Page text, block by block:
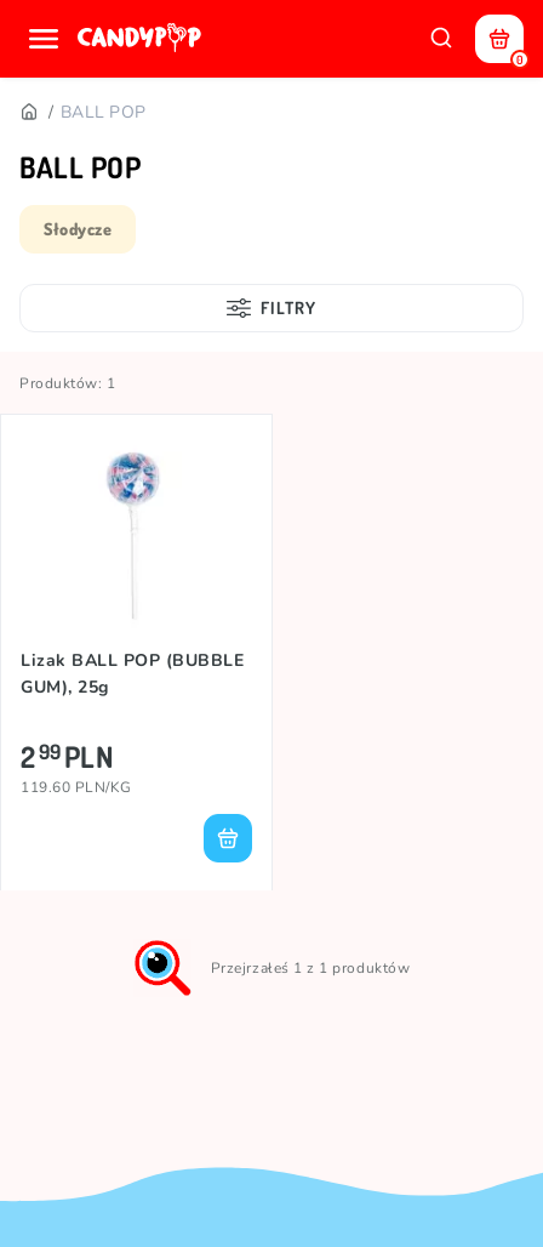
0
BALL POP
BALL POP
Słodycze
FILTRY
Produktów: 1
Lizak BALL POP (BUBBLE
GUM), 25g
299PLN
119.60 PLN/KG
Przejrzałeś 1 z 1 produktów